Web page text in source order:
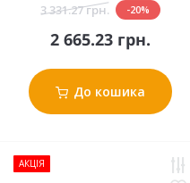
3 331.27 грн. -20%
2 665.23 грн.
До кошика
АКЦІЯ